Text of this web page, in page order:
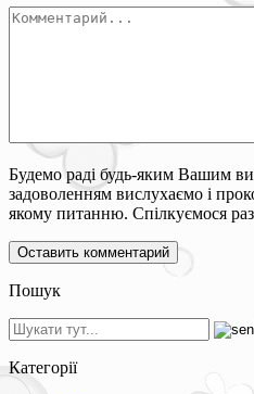
Будемо раді будь-яким Вашим
задоволенням вислухаємо і
якому питанню. Спілкуємося
Пошук
Категорії